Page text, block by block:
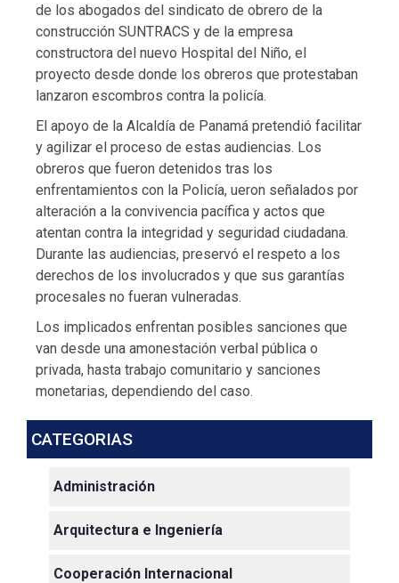
de los abogados del sindicato de obrero de la
construcción SUNTRACS y de la empresa
constructora del nuevo Hospital del Niño, el
proyecto desde donde los obreros que protestaban
lanzaron escombros contra la policía.
El apoyo de la Alcaldía de Panamá pretendió facilitar
y agilizar el proceso de estas audiencias. Los
obreros que fueron detenidos tras los
enfrentamientos con la Policía, ueron señalados por
alteración a la convivencia pacífica y actos que
atentan contra la integridad y seguridad ciudadana.
Durante las audiencias, preservó el respeto a los
derechos de los involucrados y que sus garantías
procesales no fueran vulneradas.
Los implicados enfrentan posibles sanciones que
van desde una amonestación verbal pública o
privada, hasta trabajo comunitario y sanciones
monetarias, dependiendo del caso.
CATEGORIAS
Administración
Arquitectura e Ingeniería
Cooperación Internacional